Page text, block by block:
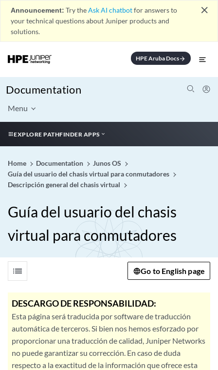
Announcement: Try theAsk AI chatbotfor answers to
your technical questions about Juniper products and
solutions.
close
HPE Aruba Docsarrow_forward
Documentation
Menu
EXPLORE PATHFINDER APPS
Home Documentation
Junos OS
Guía del usuario del chasis virtual para conmutadores
Descripción general del chasis virtual
Guía del usuario del chasis
virtual para conmutadores
list Go to English page
DESCARGO DE RESPONSABILIDAD:
Esta página será traducida por software de traducción
automática de terceros. Si bien nos hemos esforzado por
proporcionar una traducción de calidad, Juniper Networks
no puede garantizar su corrección. En caso de duda
respecto a la exactitud de la información que ofrece esta